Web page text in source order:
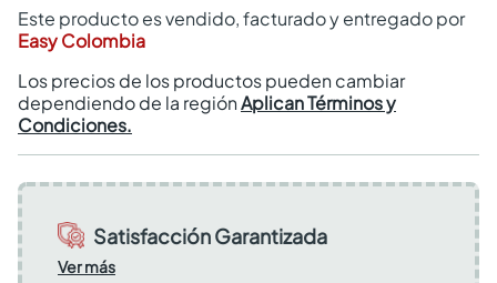
Este producto es vendido, facturado y entregado por
Easy Colombia
Los precios de los productos pueden cambiar
dependiendo de la regiónAplican Términos y
Condiciones.
Satisfacción Garantizada
Ver más